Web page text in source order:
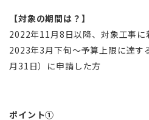
【対象の期間は？】
2022年11月8日以降、対象工事に
2023年3月下旬～予算上限に達す
月31日）に申請した方
ポイント①